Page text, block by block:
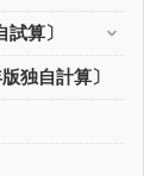
算〕
独自計算〕